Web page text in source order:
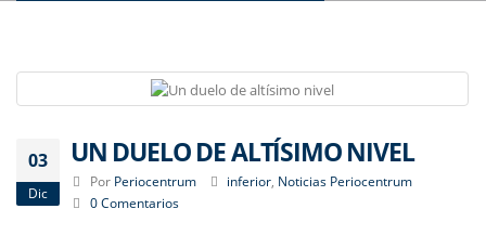
03
Dic
UN DUELO DE ALTÍSIMO NIVEL
Por Periocentrum inferior Noticias Periocentrum
0 Comentarios